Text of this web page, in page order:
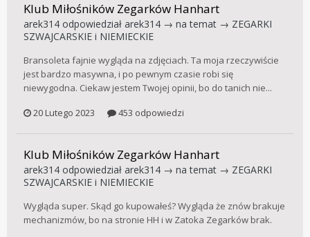
Klub Miłośników Zegarków Hanhart
arek314 odpowiedział arek314 → na temat → ZEGARKI
SZWAJCARSKIE i NIEMIECKIE
Bransoleta fajnie wygląda na zdjęciach. Ta moja rzeczywiście
jest bardzo masywna, i po pewnym czasie robi się
niewygodna. Ciekaw jestem Twojej opinii, bo do tanich nie...
20 Lutego 2023
453 odpowiedzi
Klub Miłośników Zegarków Hanhart
arek314 odpowiedział arek314 → na temat → ZEGARKI
SZWAJCARSKIE i NIEMIECKIE
Wygląda super. Skąd go kupowałeś? Wygląda że znów brakuje
mechanizmów, bo na stronie HH i w Zatoka Zegarków brak.